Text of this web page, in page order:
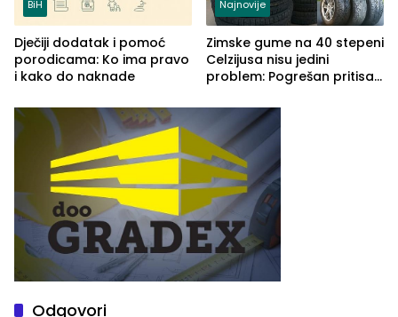
BiH
Dječiji dodatak i pomoć
porodicama: Ko ima pravo
i kako do naknade
Najnovije
Zimske gume na 40 stepeni
Celzijusa nisu jedini
problem: Pogrešan pritisak
Odgovori